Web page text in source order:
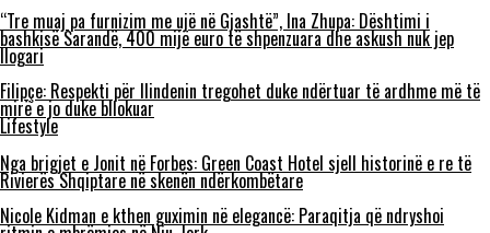
“Tre muaj pa furnizim me ujë në Gjashtë”, Ina Zhupa: Dështimi i
bashkisë Sarandë, 400 mijë euro të shpenzuara dhe askush nuk jep
llogari
Filipçe: Respekti për Ilindenin tregohet duke ndërtuar të ardhme më të
mirë e jo duke bllokuar
Lifestyle
Nga brigjet e Jonit në Forbes: Green Coast Hotel sjell historinë e re të
Rivierës Shqiptare në skenën ndërkombëtare
Nicole Kidman e kthen guximin në elegancë: Paraqitja që ndryshoi